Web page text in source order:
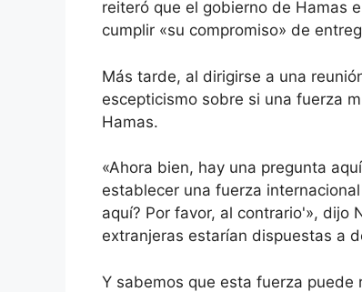
reiteró que el gobierno de Hamas
cumplir «su compromiso» de
Más tarde, al dirigirse a una
escepticismo sobre si una fuerza
Hamas.
«Ahora bien, hay una pregunta
establecer una fuerza
aquí? Por favor, al contrario'», dijo
extranjeras estarían dispuestas a
Y sabemos que esta fuerza